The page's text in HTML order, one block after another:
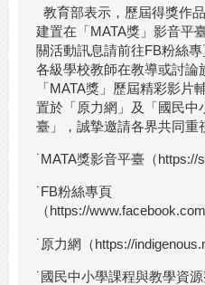
教育部表示，歷屆得獎作
建置在「MATA獎」影音平
關活動訊息請前往FB粉絲
各級學校教師在教導或討論
「MATA獎」歷屆精彩影片
置於「原力網」及「國民中
臺」，誠摯邀請各界共同重
˙MATA獎影音平臺（https://
˙FB粉絲專頁
（https://
˙原力網（https://
˙國民中小學課程與教學資